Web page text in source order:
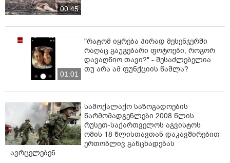
00:45
01:01
"რატომ იყრება პირად მესენჯერში
რაღაც გაუგებარი ფოტოები, როგორ
დავაღწიო თავი?" - შესაძლებელია
თუ არა ამ ფუნქციის წაშლა?
სამოქალაქო საზოგადოების
წარმომადგენლები 2008 წლის
რუსეთ-საქართველოს აგვისტოს
ომის 18 წლისთავთან დაკავშირებით
ერთობლივ განცხადებას
ავრცელებენ